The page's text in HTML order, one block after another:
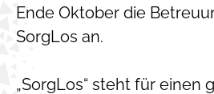
Ende Oktober die
SorgLos an.
„SorgLos“ steht für einen